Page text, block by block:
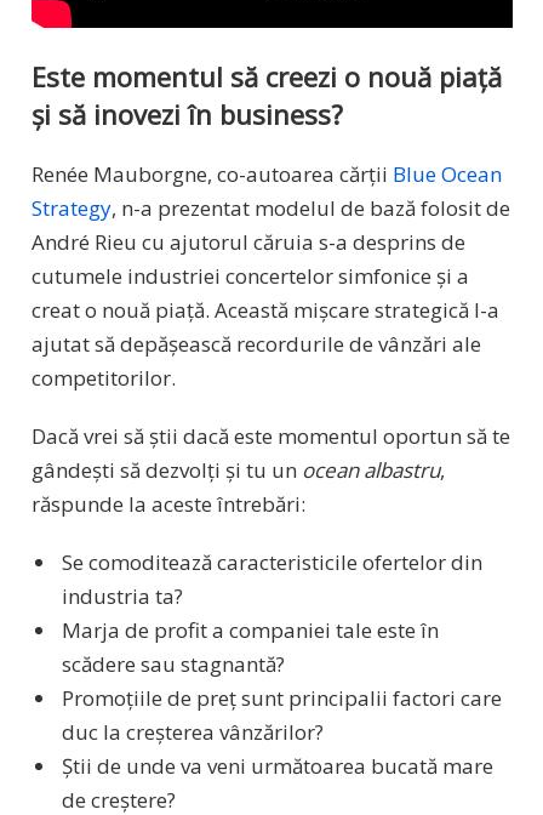
Este momentul să creezi o nouă piață
și să inovezi în business?
Renée Mauborgne, co-autoarea cărții Blue Ocean
Strategy, n-a prezentat modelul de bază folosit de
André Rieu cu ajutorul căruia s-a desprins de
cutumele industriei concertelor simfonice și a
creat o nouă piață. Această mișcare strategică l-a
ajutat să depășească recordurile de vânzări ale
competitorilor.
Dacă vrei să știi dacă este momentul oportun să te
gândești să dezvolți și tu un ocean albastru,
răspunde la aceste întrebări:
Se comoditează caracteristicile ofertelor din
industria ta?
Marja de profit a companiei tale este în
scădere sau stagnantă?
Promoțiile de preț sunt principalii factori care
duc la creșterea vânzărilor?
Știi de unde va veni următoarea bucată mare
de creștere?